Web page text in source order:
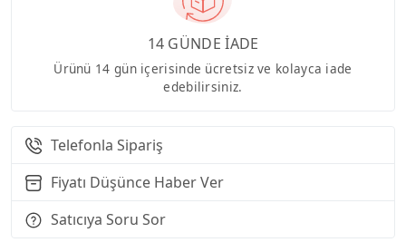
14 GÜNDE İADE
Ürünü 14 gün içerisinde ücretsiz ve kolayca iade
edebilirsiniz.
Telefonla Sipariş
Fiyatı Düşünce Haber Ver
Satıcıya Soru Sor